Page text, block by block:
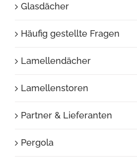
Glasdächer
Häufig gestellte Fragen
Lamellendächer
Lamellenstoren
Partner & Lieferanten
Pergola